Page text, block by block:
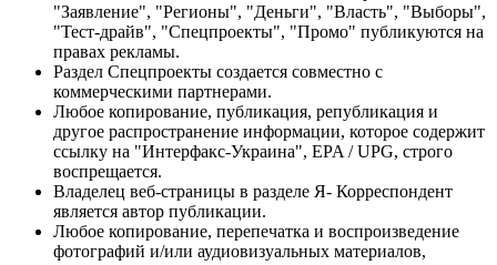
"Заявление", "Регионы", "Деньги", "Власть", "Выборы",
"Тест-драйв", "Спецпроекты", "Промо" публикуются на
правах рекламы.
Раздел Спецпроекты создается совместно с
коммерческими партнерами.
Любое копирование, публикация, републикация и
другое распространение информации, которое содержит
ссылку на "Интерфакс-Украина", EPA / UPG, строго
воспрещается.
Владелец веб-страницы в разделе Я- Корреспондент
является автор публикации.
Любое копирование, перепечатка и воспроизведение
фотографий и/или аудиовизуальных материалов,